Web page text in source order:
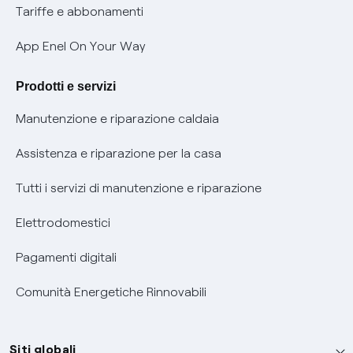
Phishing e truffe online
Verifica chi ti ha chiamato
Agevolazione utenti con disabilità per offerte Fibra
Informativa RAEE
Tariffe e abbonamenti
App Enel On Your Way
Prodotti e servizi
Manutenzione e riparazione caldaia
Assistenza e riparazione per la casa
Tutti i servizi di manutenzione e riparazione
Elettrodomestici
Pagamenti digitali
Comunità Energetiche Rinnovabili
Siti globali